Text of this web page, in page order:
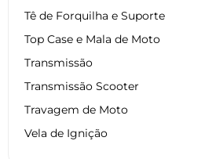
Tê de Forquilha e Suporte
Top Case e Mala de Moto
Transmissão
Transmissão Scooter
Travagem de Moto
Vela de Ignição